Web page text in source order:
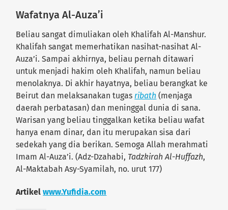
Wafatnya Al-Auza’i
Beliau sangat dimuliakan oleh Khalifah Al-Manshur.
Khalifah sangat memerhatikan nasihat-nasihat Al-
Auza’i. Sampai akhirnya, beliau pernah ditawari
untuk menjadi hakim oleh Khalifah, namun beliau
menolaknya. Di akhir hayatnya, beliau berangkat ke
Beirut dan melaksanakan tugas ribath (menjaga
daerah perbatasan) dan meninggal dunia di sana.
Warisan yang beliau tinggalkan ketika beliau wafat
hanya enam dinar, dan itu merupakan sisa dari
sedekah yang dia berikan. Semoga Allah merahmati
Imam Al-Auza’i. (Adz-Dzahabi, Tadzkirah Al-Huffazh,
Al-Maktabah Asy-Syamilah, no. urut 177)
Artikelwww.Yufidia.com